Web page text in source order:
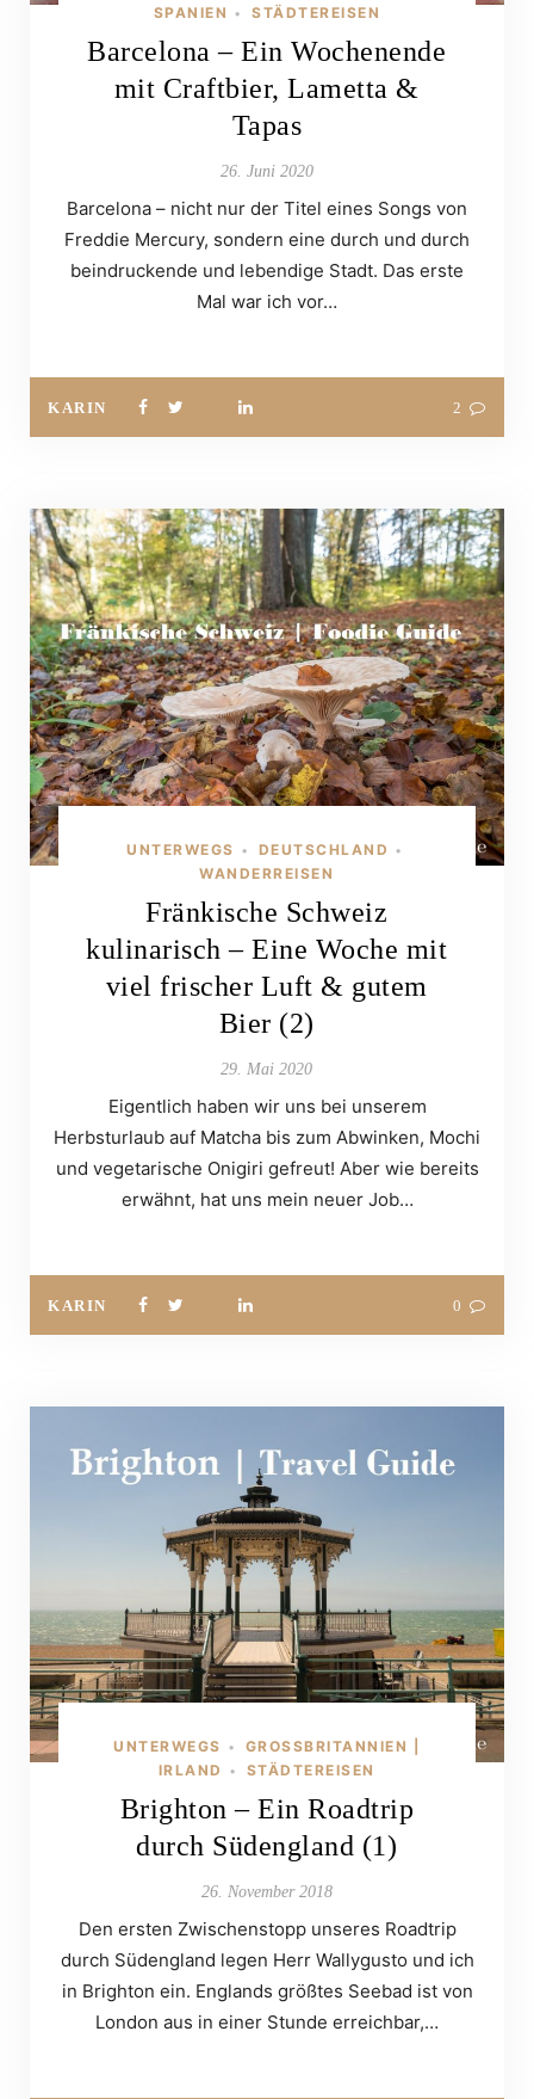
SPANIEN • STÄDTEREISEN
Barcelona – Ein Wochenende
mit Craftbier, Lametta &
Tapas
26. Juni 2020
Barcelona – nicht nur der Titel eines Songs von
Freddie Mercury, sondern eine durch und durch
beindruckende und lebendige Stadt. Das erste
Mal war ich vor…
KARIN 2
UNTERWEGS • DEUTSCHLAND •
WANDERREISEN
Fränkische Schweiz
kulinarisch – Eine Woche mit
viel frischer Luft & gutem
Bier (2)
29. Mai 2020
Eigentlich haben wir uns bei unserem
Herbsturlaub auf Matcha bis zum Abwinken, Mochi
und vegetarische Onigiri gefreut! Aber wie bereits
erwähnt, hat uns mein neuer Job…
KARIN 0
UNTERWEGS •
GROSSBRITANNIEN | I
RLAND
• STÄDTEREISEN
Brighton – Ein Roadtrip
durch Südengland (1)
26. November 2018
Den ersten Zwischenstopp unseres Roadtrip
durch Südengland legen Herr Wallygusto und ich
in Brighton ein. Englands größtes Seebad ist von
London aus in einer Stunde erreichbar,…